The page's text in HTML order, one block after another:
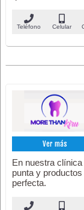
Teléfono Celular
Ver más
En nuestra
punta y
perfecta.